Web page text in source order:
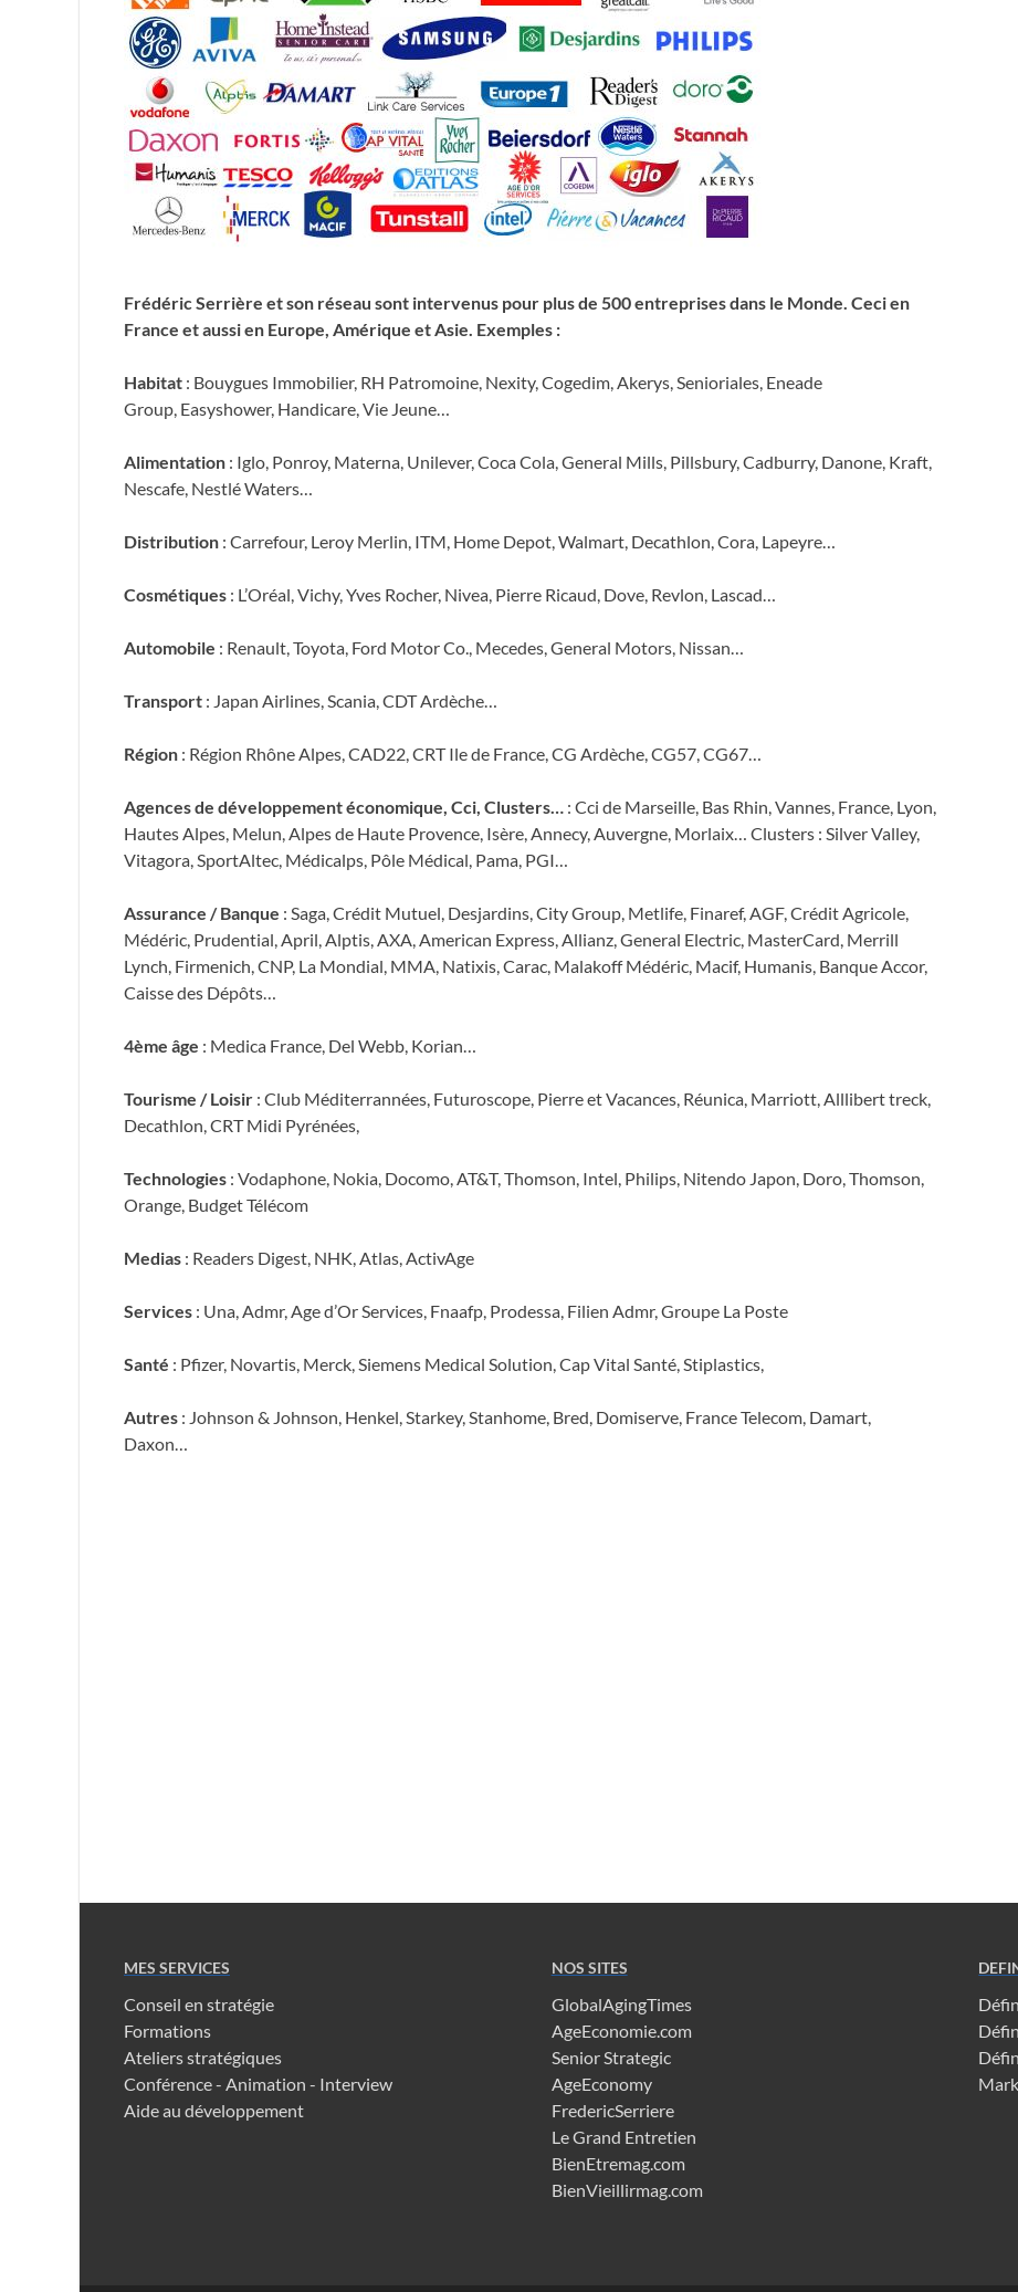
Frédéric Serrière et son réseau sont intervenus pour plus de 500 entreprises dans le Monde. Ceci en
France et aussi en Europe, Amérique et Asie. Exemples :
Habitat : Bouygues Immobilier, RH Patromoine, Nexity, Cogedim, Akerys, Senioriales, Eneade
Group, Easyshower, Handicare, Vie Jeune…
Alimentation : Iglo, Ponroy, Materna, Unilever, Coca Cola, General Mills, Pillsbury, Cadburry, Danone, Kraft,
Nescafe, Nestlé Waters…
Distribution : Carrefour, Leroy Merlin, ITM, Home Depot, Walmart, Decathlon, Cora, Lapeyre…
Cosmétiques : L’Oréal, Vichy, Yves Rocher, Nivea, Pierre Ricaud, Dove, Revlon, Lascad…
Automobile : Renault, Toyota, Ford Motor Co., Mecedes, General Motors, Nissan…
Transport : Japan Airlines, Scania, CDT Ardèche…
Région : Région Rhône Alpes, CAD22, CRT Ile de France, CG Ardèche, CG57, CG67…
Agences de développement économique, Cci, Clusters… : Cci de Marseille, Bas Rhin, Vannes, France, Lyon,
Hautes Alpes, Melun, Alpes de Haute Provence, Isère, Annecy, Auvergne, Morlaix… Clusters : Silver Valley,
Vitagora, SportAltec, Médicalps, Pôle Médical, Pama, PGI…
Assurance / Banque : Saga, Crédit Mutuel, Desjardins, City Group, Metlife, Finaref, AGF, Crédit Agricole,
Médéric, Prudential, April, Alptis, AXA, American Express, Allianz, General Electric, MasterCard, Merrill
Lynch, Firmenich, CNP, La Mondial, MMA, Natixis, Carac, Malakoff Médéric, Macif, Humanis, Banque Accor,
Caisse des Dépôts…
4ème âge : Medica France, Del Webb, Korian…
Tourisme / Loisir : Club Méditerrannées, Futuroscope, Pierre et Vacances, Réunica, Marriott, Alllibert treck,
Decathlon, CRT Midi Pyrénées,
Technologies : Vodaphone, Nokia, Docomo, AT&T, Thomson, Intel, Philips, Nitendo Japon, Doro, Thomson,
Orange, Budget Télécom
Medias : Readers Digest, NHK, Atlas, ActivAge
Services : Una, Admr, Age d’Or Services, Fnaafp, Prodessa, Filien Admr, Groupe La Poste
Santé : Pfizer, Novartis, Merck, Siemens Medical Solution, Cap Vital Santé, Stiplastics,
Autres : Johnson & Johnson, Henkel, Starkey, Stanhome, Bred, Domiserve, France Telecom, Damart,
Daxon…
MES SERVICES
Conseil en stratégie
Formations
Ateliers stratégiques
Conférence - Animation - Interview
Aide au développement
NOS SITES
GlobalAgingTimes
AgeEconomie.com
Senior Strategic
AgeEconomy
FredericSerriere
Le Grand Entretien
BienEtremag.com
BienVieillirmag.com